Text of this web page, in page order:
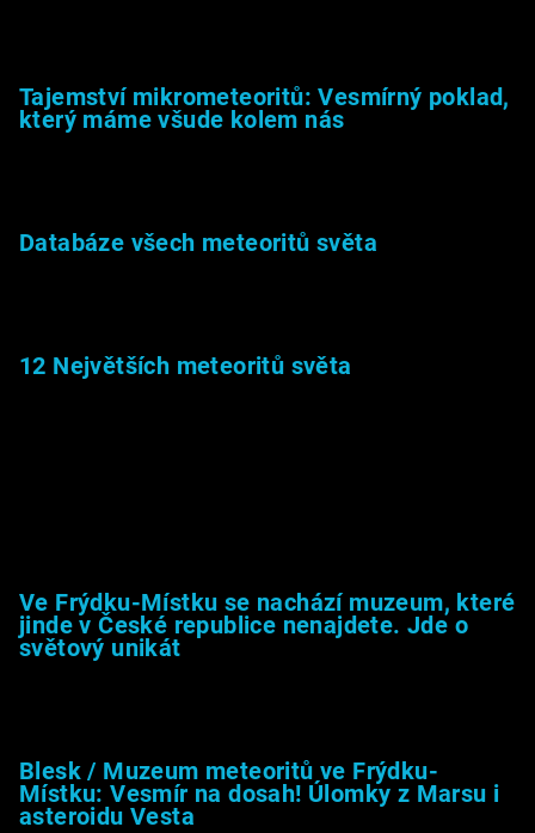
Tajemství mikrometeoritů: Vesmírný poklad,
který máme všude kolem nás
Databáze všech meteoritů světa
12 Největších meteoritů světa
Ve Frýdku-Místku se nachází muzeum, které
jinde v České republice nenajdete. Jde o
světový unikát
Blesk / Muzeum meteoritů ve Frýdku-
Místku: Vesmír na dosah! Úlomky z Marsu i
asteroidu Vesta